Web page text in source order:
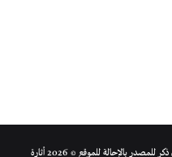
بالإحالة للموقع © 2026 أثارة